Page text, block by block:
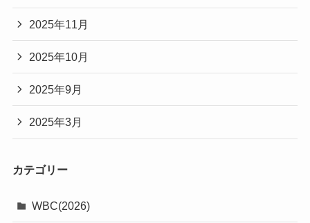
2025年11月
2025年10月
2025年9月
2025年3月
カテゴリー
WBC(2026)